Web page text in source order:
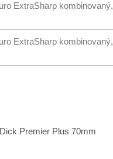
ExtraSharp kombinovaný,
ExtraSharp kombinovaný,
Premier Plus 70mm